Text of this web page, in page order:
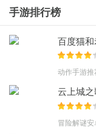
手游排行榜
百度猫
动作手游
云上城
冒险解谜